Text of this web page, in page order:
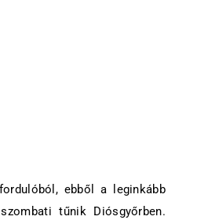
ebből a leginkább
tűnik Diósgyőrben.